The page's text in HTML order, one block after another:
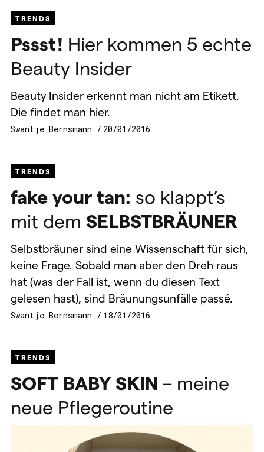
TRENDS
Pssst! Hier kommen 5 echte
Beauty Insider
Beauty Insider erkennt man nicht am Etikett.
Die findet man hier.
Swantje Bernsmann 20/01/2016
TRENDS
fake your tan: so klappt’s
mit dem SELBSTBRÄUNER
Selbstbräuner sind eine Wissenschaft für sich,
keine Frage. Sobald man aber den Dreh raus
hat (was der Fall ist, wenn du diesen Text
gelesen hast), sind Bräunungsunfälle passé.
Swantje Bernsmann 18/01/2016
TRENDS
SOFT BABY SKIN – meine
neue Pflegeroutine